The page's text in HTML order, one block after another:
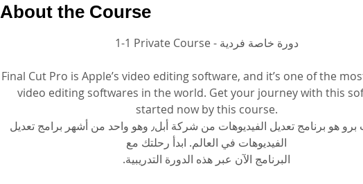
About the Course
1-1 Private Course - دورة خاصة فردية
Final Cut Pro is Apple’s video editing software, and it’s one of the
video editing softwares in the world. Get your journey with this
started now by this course.
فاينال كت برو هو برنامج تعديل الفيديوهات من شركة أبل٫ وهو واحد من أشهر برامج تعديل
الفيديوهات في العالم. ابدأ رحلتك مع
البرنامج الآن عبر هذه الدورة التدريبية.